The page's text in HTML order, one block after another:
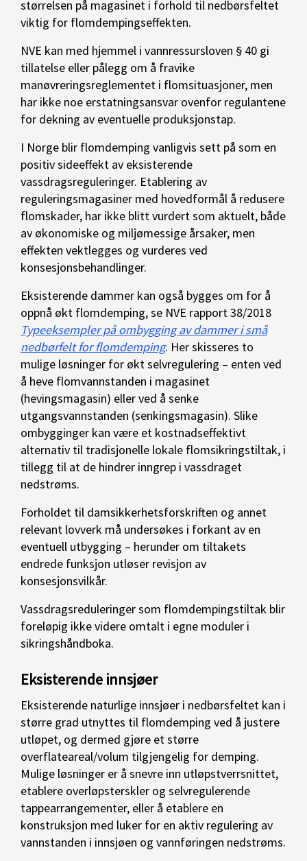
størrelsen på magasinet i forhold til nedbørsfeltet
viktig for flomdempingseffekten.
NVE kan med hjemmel i vannressursloven § 40 gi
tillatelse eller pålegg om å fravike
manøvreringsreglementet i flomsituasjoner, men
har ikke noe erstatningsansvar ovenfor regulantene
for dekning av eventuelle produksjonstap.
I Norge blir flomdemping vanligvis sett på som en
positiv sideeffekt av eksisterende
vassdragsreguleringer. Etablering av
reguleringsmagasiner med hovedformål å redusere
flomskader, har ikke blitt vurdert som aktuelt, både
av økonomiske og miljømessige årsaker, men
effekten vektlegges og vurderes ved
konsesjonsbehandlinger.
Eksisterende dammer kan også bygges om for å
oppnå økt flomdemping, se NVE rapport 38/2018
Typeeksempler på ombygging av dammer i små
nedbørfelt for flomdemping. Her skisseres to
mulige løsninger for økt selvregulering – enten ved
å heve flomvannstanden i magasinet
(hevingsmagasin) eller ved å senke
utgangsvannstanden (senkingsmagasin). Slike
ombygginger kan være et kostnadseffektivt
alternativ til tradisjonelle lokale flomsikringstiltak, i
tillegg til at de hindrer inngrep i vassdraget
nedstrøms.
Forholdet til damsikkerhetsforskriften og annet
relevant lovverk må undersøkes i forkant av en
eventuell utbygging – herunder om tiltakets
endrede funksjon utløser revisjon av
konsesjonsvilkår.
Vassdragsreduleringer som flomdempingstiltak blir
foreløpig ikke videre omtalt i egne moduler i
sikringshåndboka.
Eksisterende innsjøer
Eksisterende naturlige innsjøer i nedbørsfeltet kan i
større grad utnyttes til flomdemping ved å justere
utløpet, og dermed gjøre et større
overflateareal/volum tilgjengelig for demping.
Mulige løsninger er å snevre inn utløpstverrsnittet,
etablere overløpsterskler og selvregulerende
tappearrangementer, eller å etablere en
konstruksjon med luker for en aktiv regulering av
vannstanden i innsjøen og vannføringen nedstrøms.